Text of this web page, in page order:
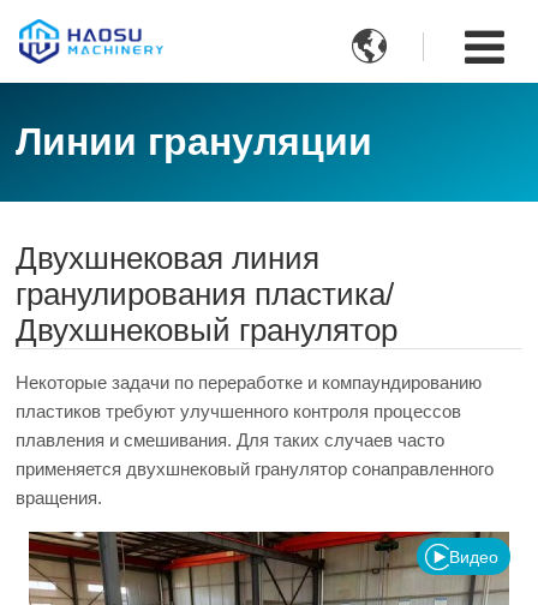

Линии грануляции
Двухшнековая линия
гранулирования пластика/
Двухшнековый гранулятор
Некоторые задачи по переработке и компаундированию
пластиков требуют улучшенного контроля процессов
плавления и смешивания. Для таких случаев часто
применяется двухшнековый гранулятор сонаправленного
вращения.
Видео